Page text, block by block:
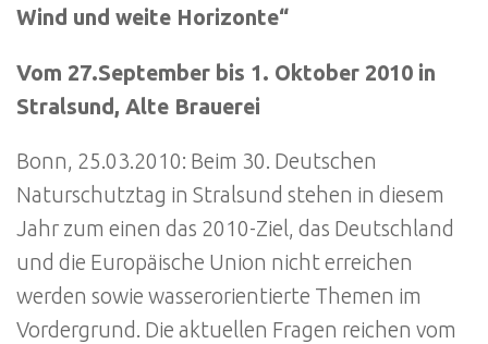
Wind und weite Horizonte“
Vom 27.September bis 1. Oktober 2010 in
Stralsund, Alte Brauerei
Bonn, 25.03.2010: Beim 30. Deutschen
Naturschutztag in Stralsund stehen in diesem
Jahr zum einen das 2010-Ziel, das Deutschland
und die Europäische Union nicht erreichen
werden sowie wasserorientierte Themen im
Vordergrund. Die aktuellen Fragen reichen vom